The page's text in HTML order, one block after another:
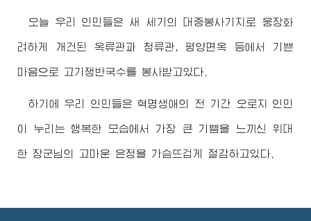
오늘 우리 인민들은 새 세기의 대중봉사기지로 웅장화
려하게 개건된 옥류관과 청류관, 평양면옥 등에서 기쁜
마음으로 고기쟁반국수를 봉사받고있다.
하기에 우리 인민들은 혁명생애의 전 기간 오로지 인민
이 누리는 행복한 모습에서 가장 큰 기쁨을 느끼신 위대
한 장군님 의 고마운 은정을 가슴뜨겁게 절감하고있다.